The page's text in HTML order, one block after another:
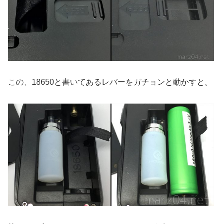
この、18650と書いてあるレバーをガチョンと動かすと。